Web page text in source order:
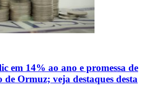
em 14% ao ano e promessa de
Ormuz; veja destaques desta